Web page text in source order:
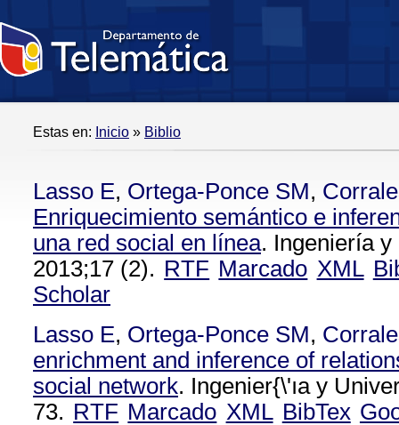
Estas en: Inicio » Biblio
Lasso E, Ortega-Ponce SM,
Enriquecimiento semántico e
una red social en línea. Ingeniería
2013;17 (2). RTF Marcado XML
Scholar
Lasso E, Ortega-Ponce SM,
enrichment and inference of
social network. Ingenier{\'ıa y
73. RTF Marcado XML BibTex